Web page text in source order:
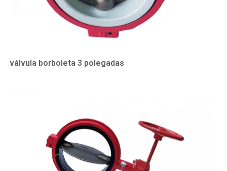
válvula borboleta 3 polegadas